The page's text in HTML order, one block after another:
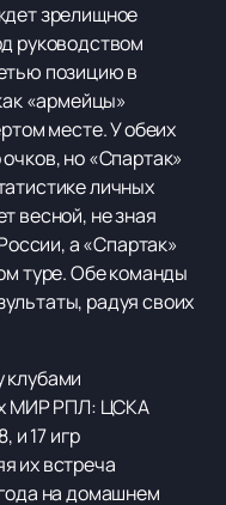
зрелищное
руководством
позицию в
«армейцы»
месте. У обеих
но «Спартак»
личных
весной, не зная
а «Спартак»
туре. Обе команды
радуя своих
клубами
МИР РПЛ: ЦСКА
и 17 игр
их встреча
на домашнем